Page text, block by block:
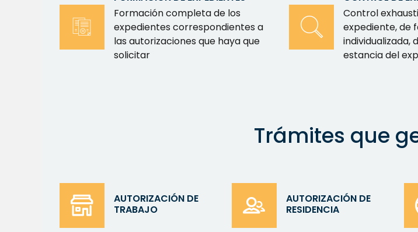
Formación completa de los
expedientes correspondientes a
las autorizaciones que haya que
solicitar
Control
expediente, de
individualizada,
estancia del
Trámites que
AUTORIZACIÓN DE
TRABAJO
AUTORIZACIÓN DE
RESIDENCIA